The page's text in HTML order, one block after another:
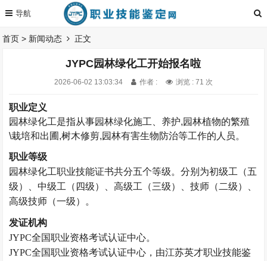
首页 > 新闻动态 正文
JYPC园林绿化工开始报名啦
2026-06-02 13:03:34 作者 : 浏览 : 71 次
职业定义
园林绿化工是指从事园林绿化施工、养护,园林植物的繁殖
\栽培和出圃 ,树木修剪,园林有害生物防治等工作的人员。
职业等级
园林绿化工职业技能证书共分五个等级。分别为初级工（五
级）、中级工（四级）、高级工（三级）、技师（二级）、
高级技师（一级）。
发证机构
JYPC全国职业资格考试认证中心。
JYPC全国职业资格考试认证中心，由江苏英才职业技能鉴